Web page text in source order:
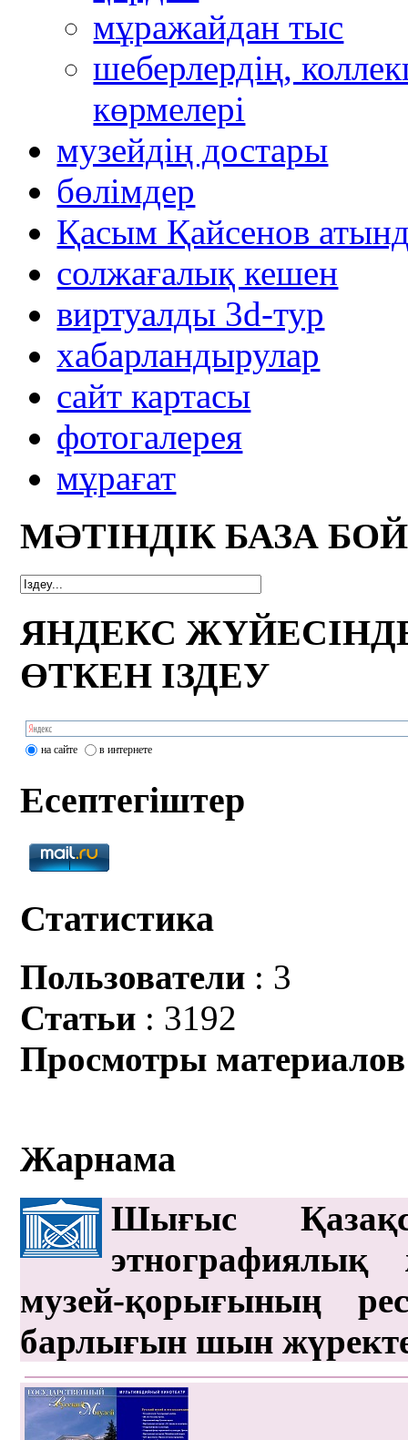
мұражайдан тыс
шеберлердің,
көрмелері
музейдің достары
бөлімдер
Қасым Қайсенов
солжағалық кешен
виртуалды 3d-тур
xабарландырулар
сайт картасы
фотогалерея
мұрағат
МӘТІНДІК БАЗА
ЯНДЕКС
ӨТКЕН ІЗДЕУ
на сайте в интернете
Есептегіштер
Статистика
Пользователи : 3
Статьи : 3192
Просмотры материалов
Жарнама
Шығыс
этнографиялық
музей-қорығының
барлығын шын